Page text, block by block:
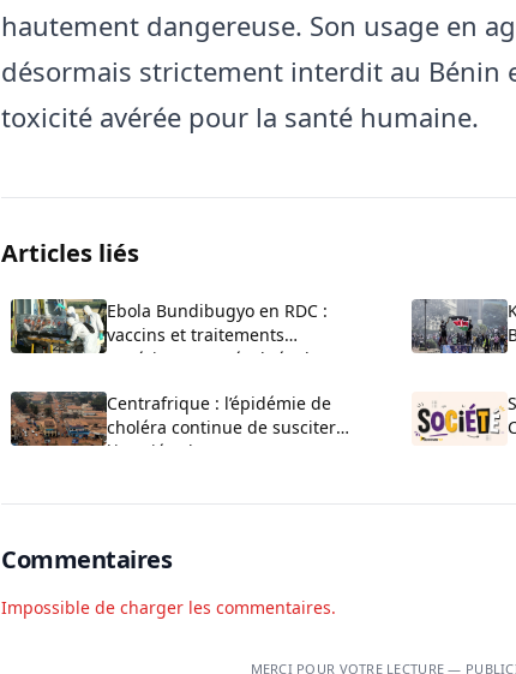
hautement dangereuse. Son usage en
désormais strictement interdit au Bénin
toxicité avérée pour la santé humaine.
Articles liés
Ebola Bundibugyo en RDC :
vaccins et traitements
expérimentaux évalués dans
Centrafrique : l’épidémie de
choléra continue de susciter
l’inquiétude
Commentaires
Impossible de charger les commentaires.
MERCI POUR VOTRE LECTURE —